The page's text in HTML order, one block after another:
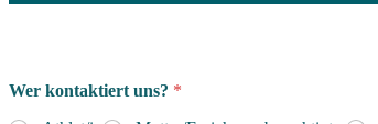
s
t
Wer kontaktiert uns? *